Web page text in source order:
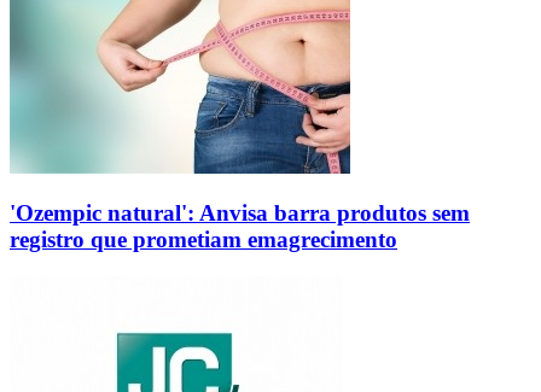
'Ozempic natural': Anvisa barra produtos sem
registro que prometiam emagrecimento